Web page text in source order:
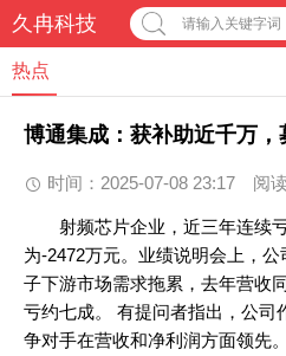
久冉科技 请输入关键字词
热点
博通集成：获补助近千万，
时间：2025-07-08 23:17 阅
射频芯片企业，近三年连续亏
为-2472万元。业绩说明会上，
子下游市场需求拖累，去年营收
亏约七成。 有提问者指出，公司
争对手在营收和净利润方面领先